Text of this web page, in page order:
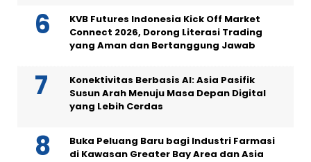
KVB Futures Indonesia Kick Off Market
Connect 2026, Dorong Literasi Trading
yang Aman dan Bertanggung Jawab
Konektivitas Berbasis AI: Asia Pasifik
Susun Arah Menuju Masa Depan Digital
yang Lebih Cerdas
Buka Peluang Baru bagi Industri Farmasi
di Kawasan Greater Bay Area dan Asia